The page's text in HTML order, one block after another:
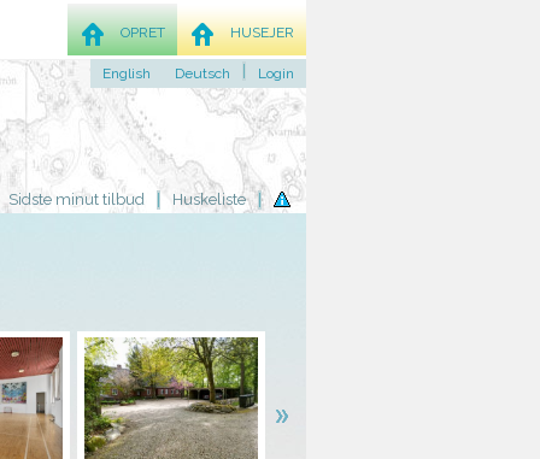
Sidste minut tilbud Huskeliste
HUSEJER
OPRET
English Deutsch Login